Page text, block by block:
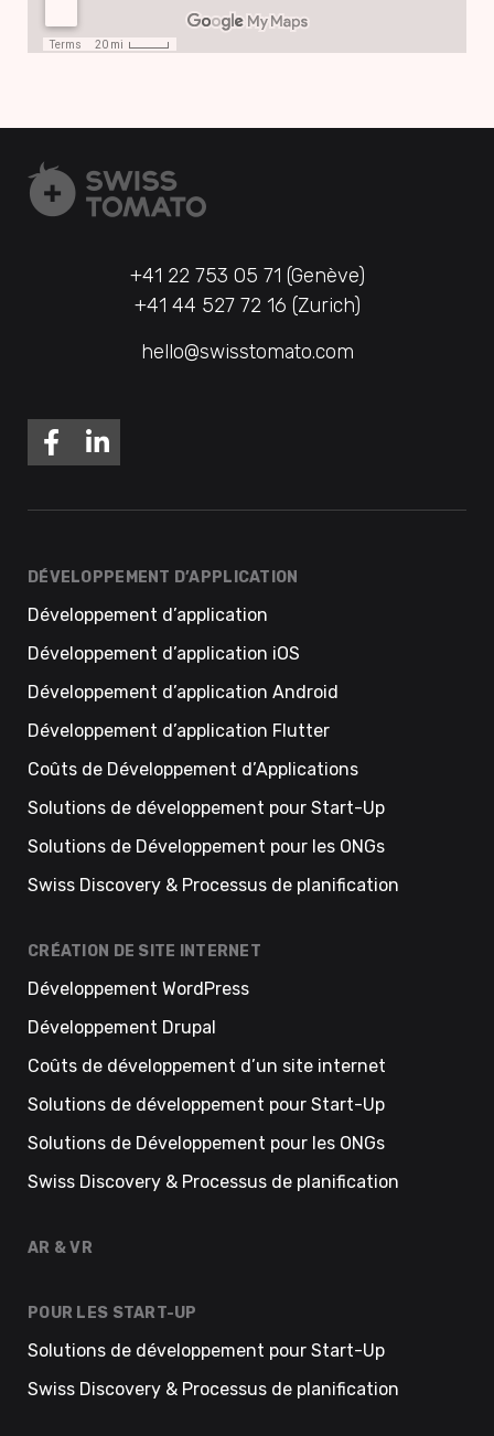
+41 22 753 05 71 (Genève)
+41 44 527 72 16 (Zurich)
hello@swisstomato.com
DÉVELOPPEMENT D’APPLICATION
Développement d’application
Développement d’application iOS
Développement d’application Android
Développement d’application Flutter
Coûts de Développement d’Applications
Solutions de développement pour Start-Up
Solutions de Développement pour les ONGs
Swiss Discovery & Processus de planification
CRÉATION DE SITE INTERNET
Développement WordPress
Développement Drupal
Coûts de développement d’un site internet
Solutions de développement pour Start-Up
Solutions de Développement pour les ONGs
Swiss Discovery & Processus de planification
AR & VR
POUR LES START-UP
Solutions de développement pour Start-Up
Swiss Discovery & Processus de planification